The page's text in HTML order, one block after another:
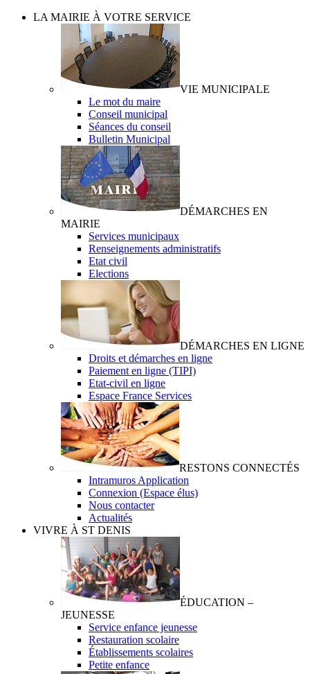
LA MAIRIE À VOTRE SERVICE
VIE MUNICIPALE
Le mot du maire
Conseil municipal
Séances du conseil
Bulletin Municipal
DÉMARCHES EN
MAIRIE
Services municipaux
Renseignements administratifs
Etat civil
Elections
DÉMARCHES EN LIGNE
Droits et démarches en ligne
Paiement en ligne (TIPI)
Etat-civil en ligne
Espace France Services
RESTONS CONNECTÉS
Intramuros Application
Connexion (Espace élus)
Nous contacter
Actualités
VIVRE À ST DENIS
ÉDUCATION –
JEUNESSE
Service enfance jeunesse
Restauration scolaire
Établissements scolaires
Petite enfance